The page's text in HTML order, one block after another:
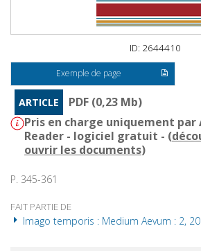
ID: 2644410
Exemple de page
ARTICLE
PDF (0,23 Mb)
Pris en charge uniquement par
Reader - logiciel gratuit - (
ouvrir les documents)
P. 345-361
FAIT PARTIE DE
Imago temporis : Medium Aevum : 2,